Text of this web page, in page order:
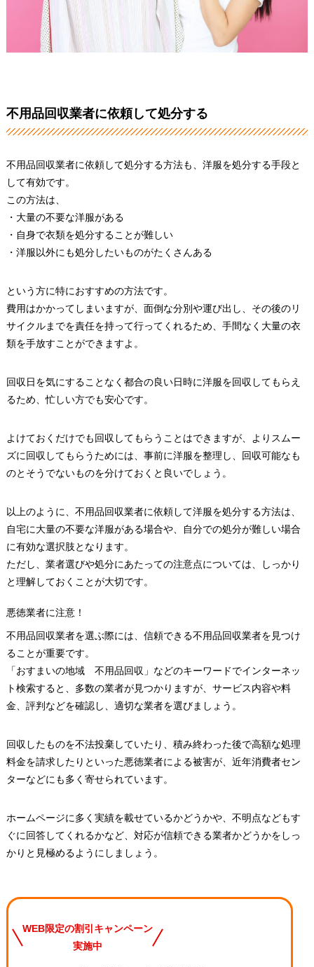
不用品回収業者に依頼して処分する
不用品回収業者に依頼して処分する方法も、洋服を処分する手段と
して有効です。
この方法は、
・大量の不要な洋服がある
・自身で衣類を処分することが難しい
・洋服以外にも処分したいものがたくさんある
という方に特におすすめの方法です。
費用はかかってしまいますが、面倒な分別や運び出し、その後のリ
サイクルまでを責任を持って行ってくれるため、手間なく大量の衣
類を手放すことができますよ。
回収日を気にすることなく都合の良い日時に洋服を回収してもらえ
るため、忙しい方でも安心です。
よけておくだけでも回収してもらうことはできますが、よりスムー
ズに回収してもらうためには、事前に洋服を整理し、回収可能なも
のとそうでないものを分けておくと良いでしょう。
以上のように、不用品回収業者に依頼して洋服を処分する方法は、
自宅に大量の不要な洋服がある場合や、自分での処分が難しい場合
に有効な選択肢となります。
ただし、業者選びや処分にあたっての注意点については、しっかり
と理解しておくことが大切です。
悪徳業者に注意！
不用品回収業者を選ぶ際には、信頼できる不用品回収業者を見つけ
ることが重要です。
「おすまいの地域 不用品回収」などのキーワードでインターネッ
ト検索すると、多数の業者が見つかりますが、サービス内容や料
金、評判などを確認し、適切な業者を選びましょう。
回収したものを不法投棄していたり、積み終わった後で高額な処理
料金を請求したりといった悪徳業者による被害が、近年消費者セン
ターなどにも多く寄せられています。
ホームページに多く実績を載せているかどうかや、不明点などもす
ぐに回答してくれるかなど、対応が信頼できる業者かどうかをしっ
かりと見極めるようにしましょう。
WEB限定の割引キャンペーン
実施中